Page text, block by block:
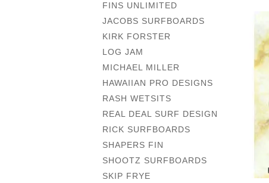
FINS UNLIMITED
JACOBS SURFBOARDS
KIRK FORSTER
LOG JAM
MICHAEL MILLER
HAWAIIAN PRO DESIGNS
RASH WETSITS
REAL DEAL SURF DESIGN
RICK SURFBOARDS
SHAPERS FIN
SHOOTZ SURFBOARDS
SKIP FRYE